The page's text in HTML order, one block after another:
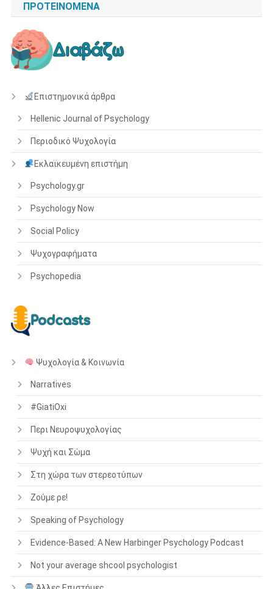
ΠΡΟΤΕΙΝΌΜΕΝΑ
Επιστημονικά άρθρα
Hellenic Journal of Psychology
Περιοδικό Ψυχολογία
Εκλαϊκευμένη επιστήμη
Psychology.gr
Psychology Now
Social Policy
Ψυχογραφήματα
Psychopedia
Ψυχολογία & Κοινωνία
Narratives
#GiatiOxi
Περι Νευροψυχολογίας
Ψυχή και Σώμα
Στη χώρα των στερεοτύπων
Ζούμε ρε!
Speaking of Psychology
Evidence-Based: A New Harbinger Psychology Podcast
Not your average shcool psychologist